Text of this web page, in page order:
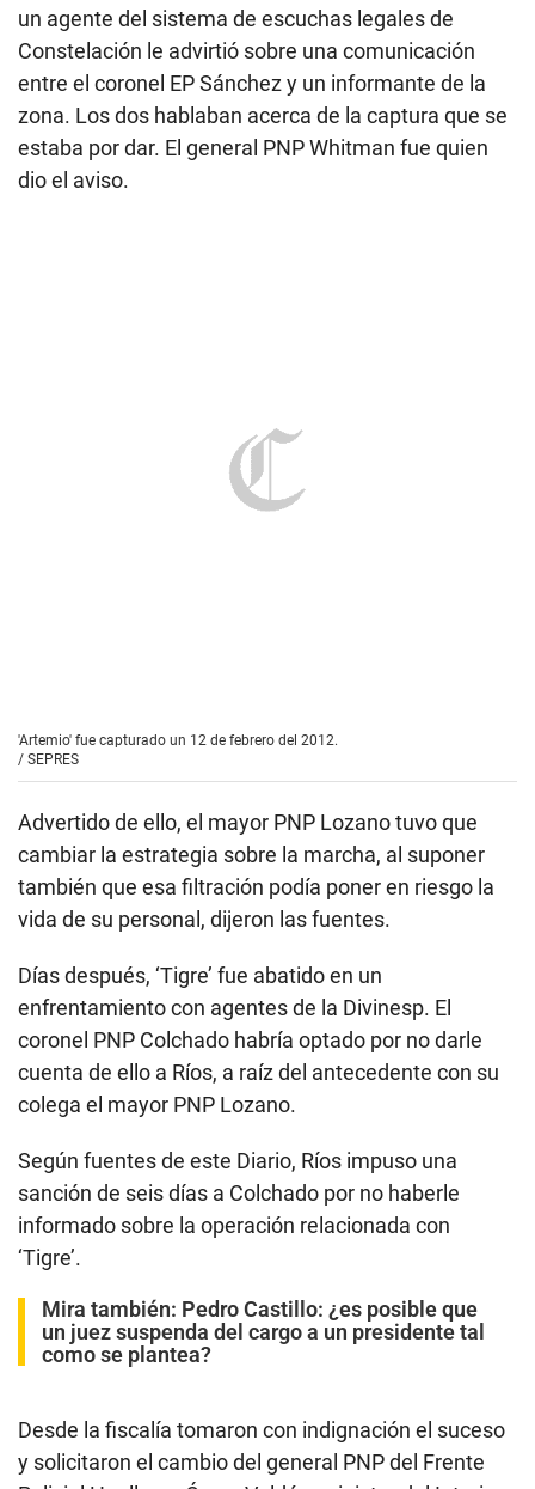
un agente del sistema de escuchas legales de
Constelación le advirtió sobre una comunicación
entre el coronel EP Sánchez y un informante de la
zona. Los dos hablaban acerca de la captura que se
estaba por dar. El general PNP Whitman fue quien
dio el aviso.
Días después, ‘Tigre’ fue abatido en un
enfrentamiento con agentes de la Divinesp. El
coronel PNP Colchado habría optado por no darle
cuenta de ello a Ríos, a raíz del antecedente con su
colega el mayor PNP Lozano.
sanción de seis días a Colchado por no haberle
informado sobre la operación relacionada con
‘Tigre’.
Mira también: Pedro Castillo:
un juez suspenda del cargo a un presidente tal
Desde la fiscalía tomaron con indignación el suceso
y solicitaron el cambio del general PNP del Frente
Policial Huallaga. Óscar Valdés, ministro del Interior
en el 2011, dijo ayer a El Comercio que Ríos fue
cambiado, sin entrar en detalles, luego de que
tomaran conocimiento de que “había información
Hoy Ríos regresa a trabajar con Colchado pero en la